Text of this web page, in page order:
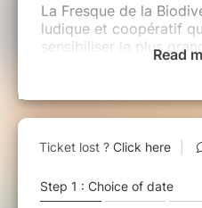
La Fresque de la
ludique et coopératif
sensibiliser le plus
de la Biodiversité.
Au cours de cet
fonctionnement des
avec les activités
La participation à
Read